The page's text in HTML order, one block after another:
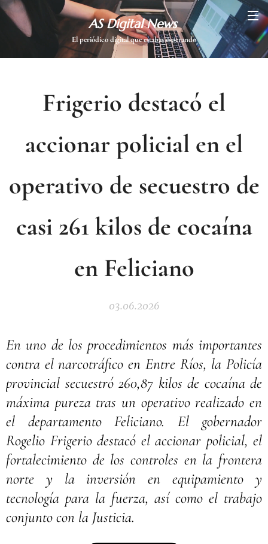
AS Digital News
El periódico digital que estabas esperando
Frigerio destacó el
accionar policial en el
operativo de secuestro de
casi 261 kilos de cocaína
en Feliciano
03.06.2026
En uno de los procedimientos más importantes
contra el narcotráfico en Entre Ríos, la Policía
provincial secuestró 260,87 kilos de cocaína de
máxima pureza tras un operativo realizado en
el departamento Feliciano. El gobernador
Rogelio Frigerio destacó el accionar policial, el
fortalecimiento de los controles en la frontera
norte y la inversión en equipamiento y
tecnología para la fuerza, así como el trabajo
conjunto con la Justicia.